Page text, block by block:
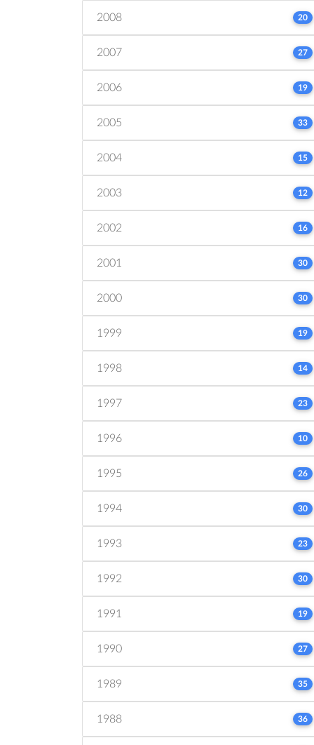
2008 20
2007 27
2006 19
2005 33
2004 15
2003 12
2002 16
2001 30
2000 30
1999 19
1998 14
1997 23
1996 10
1995 26
1994 30
1993 23
1992 30
1991 19
1990 27
1989 35
1988 36